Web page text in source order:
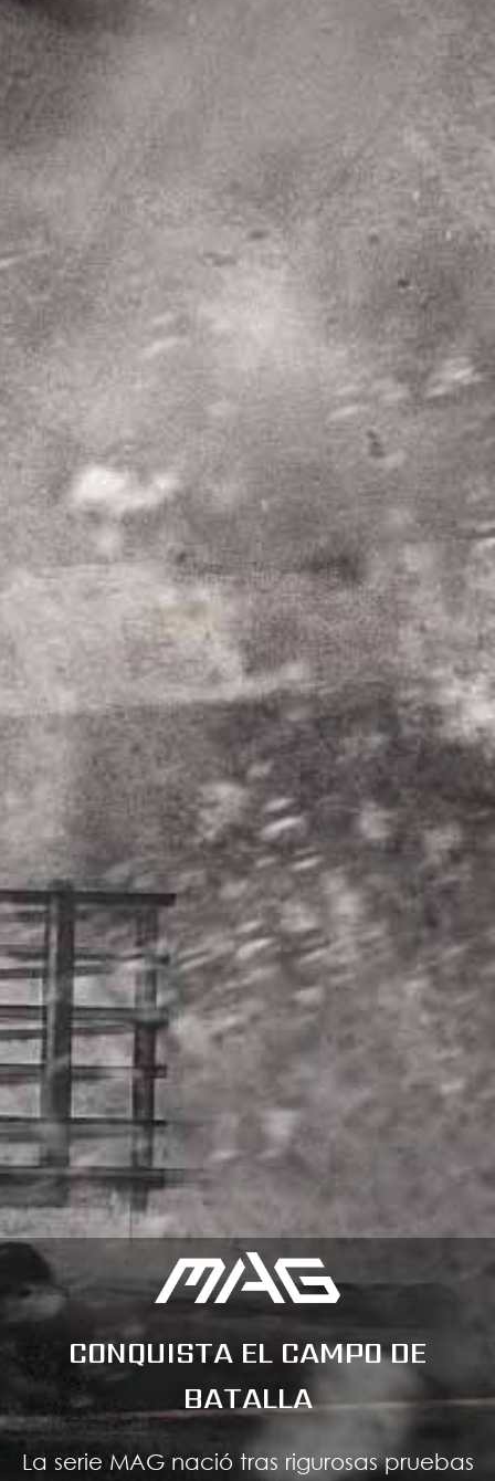
CONQUISTA EL CAMPO DE
BATALLA
La serie MAG nació tras rigurosas pruebas